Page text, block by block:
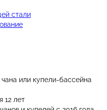
стали
или купели-бассейна
12 лет